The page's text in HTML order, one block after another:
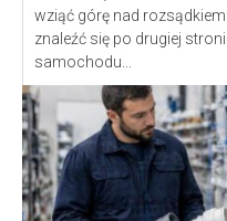
wziąć górę nad
znaleźć się po drugiej
samochodu...